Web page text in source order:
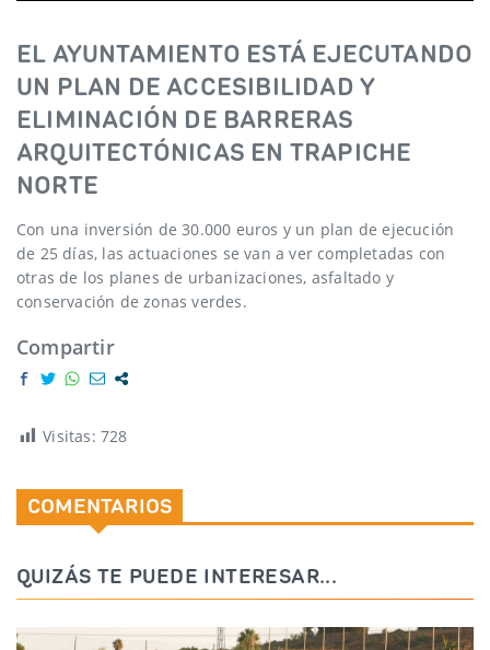
EN
DIRECTO
EL AYUNTAMIENTO ESTÁ EJECUTANDO
UN PLAN DE ACCESIBILIDAD Y
ELIMINACIÓN DE BARRERAS
ARQUITECTÓNICAS EN TRAPICHE
NORTE
Con una inversión de 30.000 euros y un plan de ejecución
de 25 días, las actuaciones se van a ver completadas con
otras de los planes de urbanizaciones, asfaltado y
conservación de zonas verdes.
Compartir
Visitas: 728
COMENTARIOS
QUIZÁS TE PUEDE INTERESAR...